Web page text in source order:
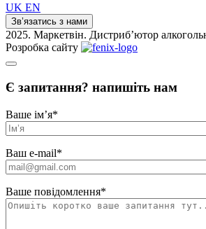
UK EN
Зв’язатись з нами
2025. Маркетвін. Дистриб’ютор
Розробка сайту
Є запитання? напишіть нам
Ваше ім’я*
Ваш e-mail*
Ваше повідомлення*